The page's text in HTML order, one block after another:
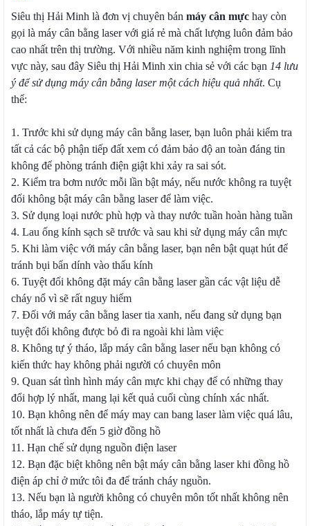
Siêu thị Hải Minh là đơn vị chuyên bán máy cân mực hay còn
gọi là máy cân bằng laser với giá rẻ mà chất lượng luôn đảm bảo
cao nhất trên thị trường. Với nhiều năm kinh nghiệm trong lĩnh
vực này, sau đây Siêu thị Hải Minh xin chia sẻ với các bạn 14 lưu
ý để sử dụng máy cân bằng laser một cách hiệu quả nhất. Cụ
thể:
1. Trước khi sử dụng máy cân bằng laser, bạn luôn phải kiểm tra
tất cả các bộ phận tiếp đất xem có đảm bảo độ an toàn đáng tin
không để phòng tránh điện giật khi xảy ra sai sót.
2. Kiểm tra bơm nước mỗi lần bật máy, nếu nước không ra tuyệt
đối không bật máy cân bằng laser để làm việc.
3. Sử dụng loại nước phù hợp và thay nước tuần hoàn hàng tuần
4. Lau ống kính sạch sẽ trước và sau khi sử dụng máy cân mực
5. Khi làm việc với máy cân bằng laser, bạn nên bật quạt hút để
tránh bụi bẩn dính vào thấu kính
6. Tuyệt đối không đặt máy cân bằng laser gần các vật liệu dễ
cháy nổ vì sẽ rất nguy hiểm
7. Đối với máy cân bằng laser tia xanh, nếu đang sử dụng bạn
tuyệt đối không được bỏ đi ra ngoài khi làm việc
8. Không tự ý tháo, lắp máy cân bằng laser nếu bạn không có
kiến thức hay không phải người có chuyên môn
9. Quan sát tình hình máy cân mực khi chạy để có những thay
đổi hợp lý nhất, mang lại kết quả cuối cùng chính xác nhất.
10. Bạn không nên để máy may can bang laser làm việc quá lâu,
tốt nhất là chưa đến 5 giờ đồng hồ
11. Hạn chế sử dụng nguồn điện laser
12. Bạn đặc biệt không nên bật máy cân bằng laser khi đồng hồ
điện áp chỉ ở mức tôi đa để tránh cháy nguồn.
13. Nếu bạn là người không có chuyên môn tốt nhất không nên
tháo, lắp máy tự tiện.